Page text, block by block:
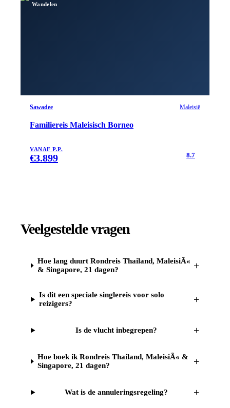
Wandelen
Sawadee Maleisië
Familiereis Maleisisch Borneo
VANAF P.P.
€3.899 8.7
Veelgestelde vragen
Hoe lang duurt Rondreis Thailand, MaleisiÃ«
& Singapore, 21 dagen?
+
Is dit een speciale singlereis voor solo
reizigers?
+
Is de vlucht inbegrepen? +
Hoe boek ik Rondreis Thailand, MaleisiÃ« &
Singapore, 21 dagen?
+
Wat is de annuleringsregeling? +